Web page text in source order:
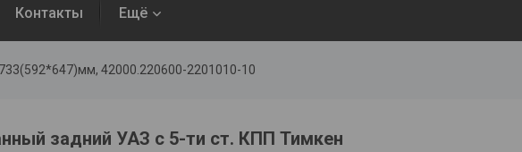
Контакты Ещё
42000.220600-2201010-10
задний УАЗ с 5-ти ст. КПП Тимкен